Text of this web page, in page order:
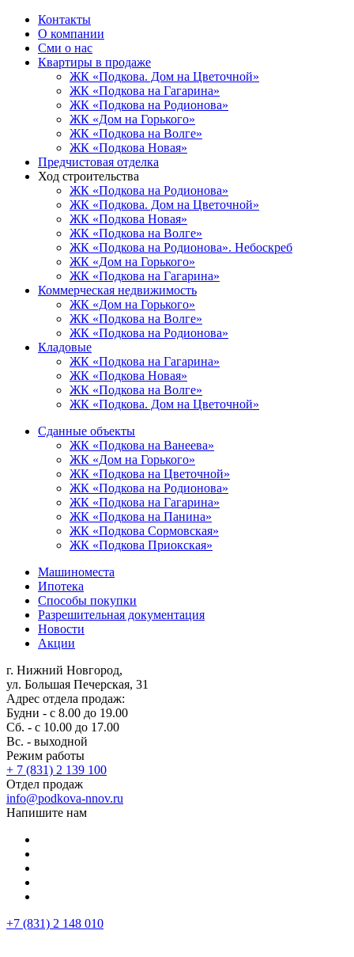
Контакты
О компании
Сми о нас
Квартиры в продаже
ЖК «Подкова. Дом на Цветочной»
ЖК «Подкова на Гагарина»
ЖК «Подкова на Родионова»
ЖК «Дом на Горького»
ЖК «Подкова на Волге»
ЖК «Подкова Новая»
Предчистовая отделка
Ход строительства
ЖК «Подкова на Родионова»
ЖК «Подкова. Дом на Цветочной»
ЖК «Подкова Новая»
ЖК «Подкова на Волге»
ЖК «Подкова на Родионова». Небоскреб
ЖК «Дом на Горького»
ЖК «Подкова на Гагарина»
Коммерческая недвижимость
ЖК «Дом на Горького»
ЖК «Подкова на Волге»
ЖК «Подкова на Родионова»
Кладовые
ЖК «Подкова на Гагарина»
ЖК «Подкова Новая»
ЖК «Подкова на Волге»
ЖК «Подкова. Дом на Цветочной»
Сданные объекты
ЖК «Подкова на Ванеева»
ЖК «Дом на Горького»
ЖК «Подкова на Цветочной»
ЖК «Подкова на Родионова»
ЖК «Подкова на Гагарина»
ЖК «Подкова на Панина»
ЖК «Подкова Сормовская»
ЖК «Подкова Приокская»
Машиноместа
Ипотека
Способы покупки
Разрешительная документация
Новости
Акции
г. Нижний Новгород,
ул. Большая Печерская, 31
Адрес отдела продаж:
Будни - с 8.00 до 19.00
Сб. - с 10.00 до 17.00
Вс. - выходной
Режим работы
+ 7 (831) 2 139 100
Отдел продаж
info@podkova-nnov.ru
Напишите нам
+7 (831) 2 148 010